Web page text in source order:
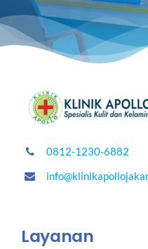
0812-1230-6882
Layanan